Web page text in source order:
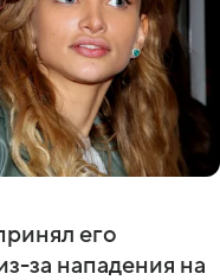
его
за нападения на